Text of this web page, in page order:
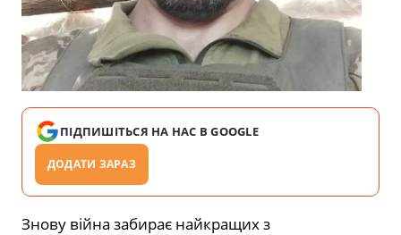
ПІДПИШІТЬСЯ НА НАС В GOOGLE
ДОДАТИ ЗАРАЗ
Знову війна забирає найкращих з